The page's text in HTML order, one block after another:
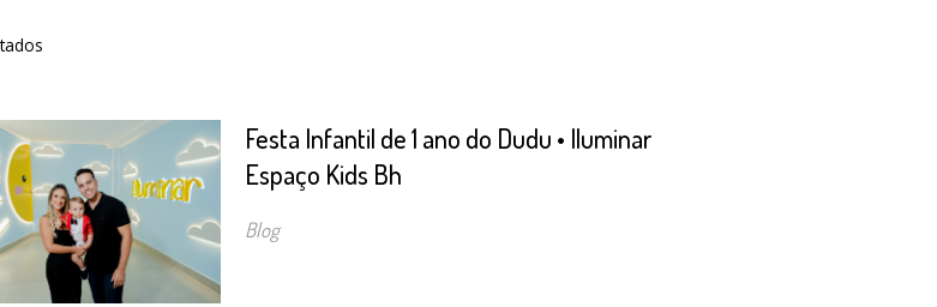
Festa Infantil de 1 ano do Dudu • Iluminar
Espaço Kids Bh
Blog